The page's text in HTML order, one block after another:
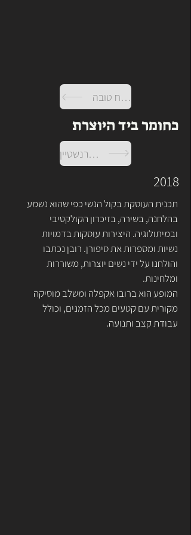
בואי רוח טובה
כחומר ביד היוצרת
ליאונרד ברנשטיין
2018
תכנית העוסקת בקול הנשי כפי שהוא נשמע
בהלחנה, בשירה, בזיכרון הקולקטיבי
ובמיתולוגיה. היצירות עוסקות בדמויות
נשיות ומספרות את סיפורן. רובן נכתבו
והולחנו על ידי נשים יוצרות, משוררות
ומלחינות.
המופע הוא ברובו אקפלה ומשלב מוסיקה
מקורית עם קטעים מכל הזמנים, וכולל
עבודת קצב ותנועה.